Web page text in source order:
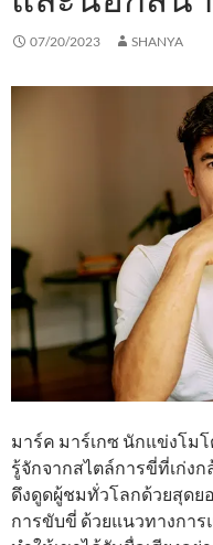
07/20/2023 SHANYA
มาร์ค มาร์เกซ นักแข่งโม
รู้จักจากสไตล์การขี่ที่เก่ง
ดึงดูดผู้ชมทั่วโลกด้วยสุดย
การขับขี่ ด้วยแนวทางกา